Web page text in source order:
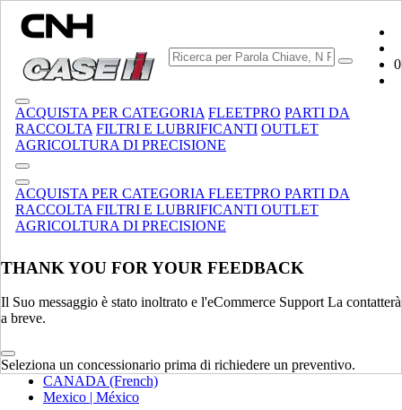
0
ACQUISTA PER CATEGORIA FLEETPRO PARTI DA
RACCOLTA FILTRI E LUBRIFICANTI OUTLET
AGRICOLTURA DI PRECISIONE
ACQUISTA PER CATEGORIA FLEETPRO PARTI DA
RACCOLTA FILTRI E LUBRIFICANTI OUTLET
AGRICOLTURA DI PRECISIONE
THANK YOU FOR YOUR FEEDBACK
Il Suo messaggio è stato inoltrato e l'eCommerce Support La contatterà
a breve.
Seleziona un concessionario prima di richiedere un preventivo.
SCEGLIERE IL BRAND
SELEZIONA IL TUO PAESE O LA TUA LINGUA
Nord America
CANADA (English)
CANADA (French)
Mexico | México